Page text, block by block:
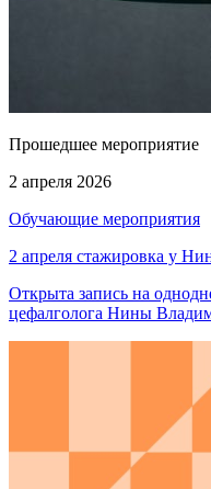
Прошедшее мероприятие
2 апреля 2026
Обучающие мероприятия
2 апреля стажировка у
Открыта запись на
цефалголога Нины